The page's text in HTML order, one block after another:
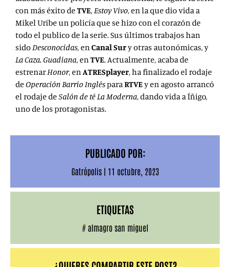
con más éxito de TVE,Estoy Vivo, en la que dio vida a
Mikel Uribe un policía que se hizo con el corazón de
todo el publico de la serie. Sus últimos trabajos han
sido Desconocidas, enCanal Sury otras autonómicas, y
La Caza. Guadiana, enTVE. Actualmente, acaba de
estrenarHonor, enATRESplayer, ha finalizado el rodaje
de Operación Barrio InglésparaRTVEy en agosto arrancó
el rodaje de Salón de té La Moderna, dando vida a Íñigo,
uno de los protagonistas.
PUBLICADO POR:
Gatrópolis | 11 octubre, 2023
ETIQUETAS
# almagro san miguel